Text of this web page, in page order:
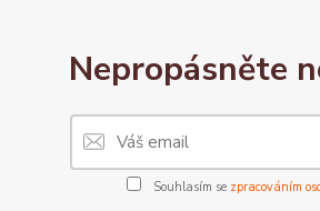
Nepropásněte
Souhlasím se zpracováním